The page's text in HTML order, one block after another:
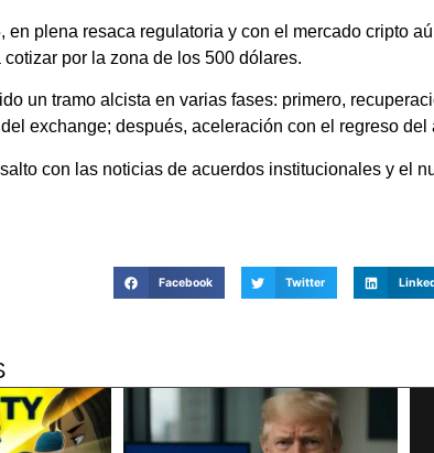
en plena resaca regulatoria y con el mercado cripto
por la zona de los 500 dólares.
un tramo alcista en varias fases: primero,
exchange; después, aceleración con el regreso
con las noticias de acuerdos institucionales y el
Facebook Twitter